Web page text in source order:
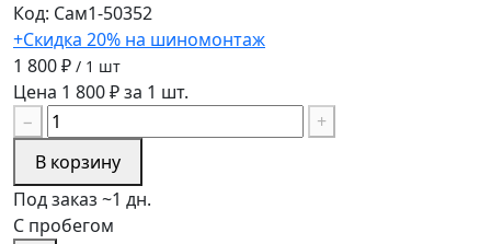
Код: Сам1-50352
+Скидка 20% на шиномонтаж
1 800 ₽ / 1 шт
Цена 1 800 ₽ за 1 шт.
−
+
В корзину
Под заказ ~1 дн.
С пробегом